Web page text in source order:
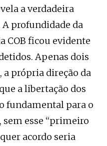
a verdadeira
A profundidade da
COB ficou evidente
Apenas dois
a própria direção da
a libertação dos
fundamental para o
sem esse “primeiro
acordo seria